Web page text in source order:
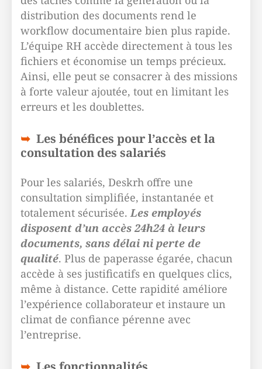
distribution des documents rend le
workflow documentaire bien plus rapide.
L’équipe RH accède directement à tous les
fichiers et économise un temps précieux.
Ainsi, elle peut se consacrer à des missions
à forte valeur ajoutée, tout en limitant les
erreurs et les doublettes.
Les bénéfices pour l’accès et la
consultation des salariés
Pour les salariés, Deskrh offre une
consultation simplifiée, instantanée et
totalement sécurisée.Les employés
disposent d’un accès 24h24 à leurs
documents, sans délai ni perte de
qualité. Plus de paperasse égarée, chacun
accède à ses justificatifs en quelques clics,
même à distance. Cette rapidité améliore
l’expérience collaborateur et instaure un
climat de confiance pérenne avec
l’entreprise.